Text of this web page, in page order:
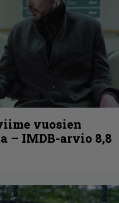
vuosien
– IMDB-arvio 8,8